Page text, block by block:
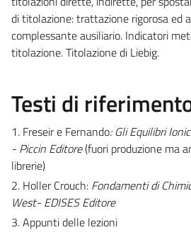
di titolazione: trattazione rigorosa ed
complessante ausiliario. Indicatori
titolazione. Titolazione di Liebig.
Testi di
1. Freseir e Fernando: Gli Equilibri
- Piccin Editore(fuori produzione ma
librerie)
2. Holler Crouch: Fondamenti di
West- EDISES Editore
3. Appunti delle lezioni